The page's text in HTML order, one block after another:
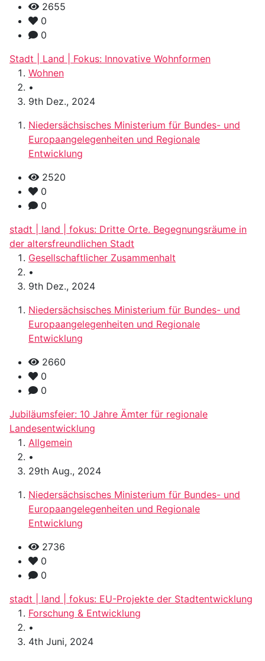
2655
0
0
Stadt | Land | Fokus: Innovative Wohnformen
Wohnen
•
9th Dez., 2024
Niedersächsisches Ministerium für Bundes- und
Europaangelegenheiten und Regionale
Entwicklung
2520
0
0
stadt | land | fokus: Dritte Orte. Begegnungsräume in
der altersfreundlichen Stadt
Gesellschaftlicher Zusammenhalt
•
9th Dez., 2024
Niedersächsisches Ministerium für Bundes- und
Europaangelegenheiten und Regionale
Entwicklung
2660
0
0
Jubiläumsfeier: 10 Jahre Ämter für regionale
Landesentwicklung
Allgemein
•
29th Aug., 2024
Niedersächsisches Ministerium für Bundes- und
Europaangelegenheiten und Regionale
Entwicklung
2736
0
0
stadt | land | fokus: EU-Projekte der Stadtentwicklung
Forschung & Entwicklung
•
4th Juni, 2024